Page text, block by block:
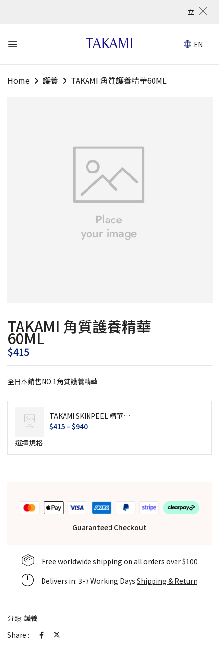
EN
Home 護養 TAKAMI 角質護養精華60ML
TAKAMI 角質護養精華
60ML
$415
全日本銷售NO.1角質護養精華
TAKAMI SKINPEEL 精華液
30 毫升 / 60 毫升 / 100 毫升
$415 – $940
選擇規格
Guaranteed Checkout
Free worldwide shipping on all orders over $100
Delivers in: 3-7 Working Days Shipping & Return
分類: 護養
Share :
立即登記